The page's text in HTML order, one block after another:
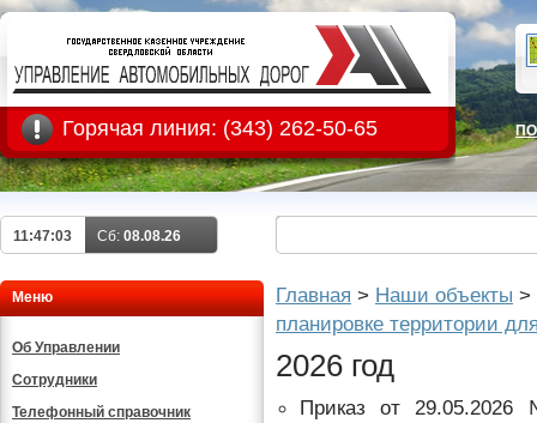
Горячая линия: (343) 262-50-65
11:47:04 Сб: 08.08.26
Меню
Об Управлении
Сотрудники
Телефонный справочник
Главная > Наши объекты >
планировке территории
2026 год
Приказ от